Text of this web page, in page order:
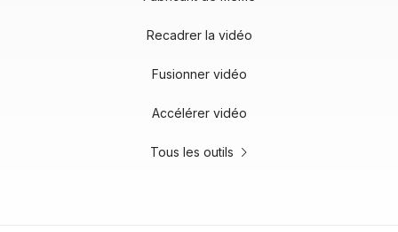
Recadrer la vidéo
Fusionner vidéo
Accélérer vidéo
Tous les outils